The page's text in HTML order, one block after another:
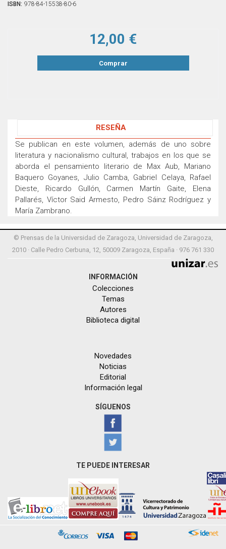
ISBN: 978-84-15538-80-6
12,00 €
Comprar
RESEÑA
Se publican en este volumen, además de uno sobre
literatura y nacionalismo cultural, trabajos en los que se
aborda el pensamiento literario de Max Aub, Mariano
Baquero Goyanes, Julio Camba, Gabriel Celaya, Rafael
Dieste, Ricardo Gullón, Carmen Martín Gaite, Elena
Pallarés, Víctor Said Armesto, Pedro Sáinz Rodríguez y
María Zambrano.
© Prensas de la Universidad de Zaragoza, Universidad de Zaragoza,
2010 · Calle Pedro Cerbuna, 12, 50009 Zaragoza, España · 976 761 330
INFORMACIÓN
Colecciones
Temas
Autores
Biblioteca digital
Novedades
Noticias
Editorial
Información legal
SÍGUENOS
TE PUEDE INTERESAR